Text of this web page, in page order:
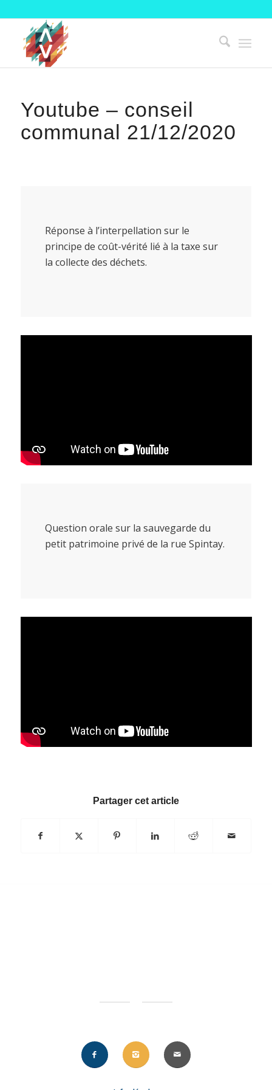
Youtube – conseil
communal 21/12/2020
Réponse à l’interpellation sur le
principe de coût-vérité lié à la taxe sur
la collecte des déchets.
Question orale sur la sauvegarde du
petit patrimoine privé de la rue Spintay.
Partager cet article